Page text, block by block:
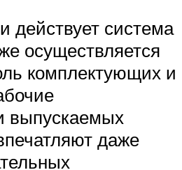
действует система
осуществляется
комплектующих и
выпускаемых
даже